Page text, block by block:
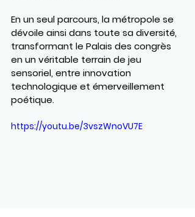
En un seul parcours, la métropole se
dévoile ainsi dans toute sa diversité,
transformant le Palais des congrès
en un véritable terrain de jeu
sensoriel, entre innovation
technologique et émerveillement
poétique.
https://youtu.be/3vszWnoVU7E